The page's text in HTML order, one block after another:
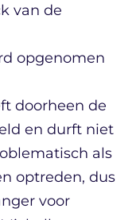
van de
opgenomen
doorheen de
en durft niet
als
optreden, dus
voor